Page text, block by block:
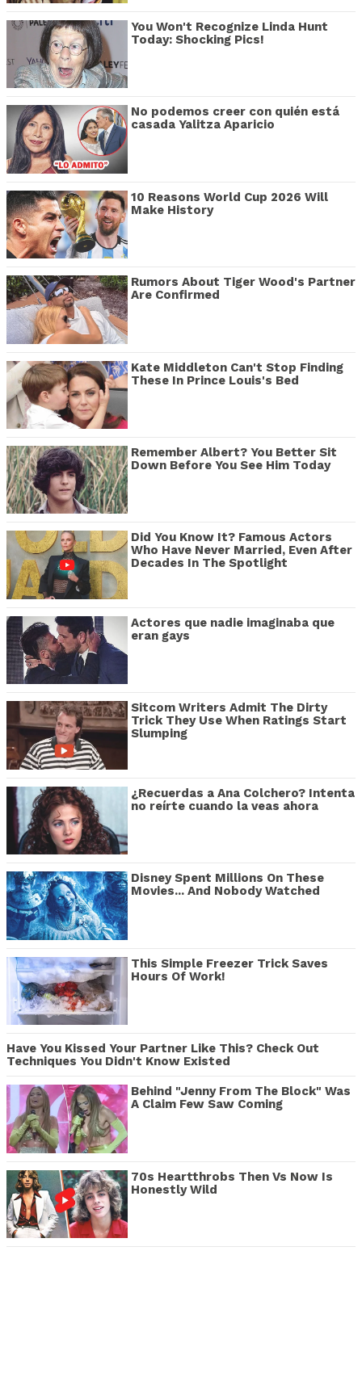
You Won't Recognize Linda Hunt
Today: Shocking Pics!
No podemos creer con quién está
casada Yalitza Aparicio
10 Reasons World Cup 2026 Will
Make History
Rumors About Tiger Wood's Partner
Are Confirmed
Kate Middleton Can't Stop Finding
These In Prince Louis's Bed
Remember Albert? You Better Sit
Down Before You See Him Today
Did You Know It? Famous Actors
Who Have Never Married, Even After
Decades In The Spotlight
Actores que nadie imaginaba que
eran gays
Sitcom Writers Admit The Dirty
Trick They Use When Ratings Start
Slumping
¿Recuerdas a Ana Colchero? Intenta
no reírte cuando la veas ahora
Disney Spent Millions On These
Movies... And Nobody Watched
This Simple Freezer Trick Saves
Hours Of Work!
Have You Kissed Your Partner Like This? Check Out
Techniques You Didn't Know Existed
Behind "Jenny From The Block" Was
A Claim Few Saw Coming
70s Heartthrobs Then Vs Now Is
Honestly Wild